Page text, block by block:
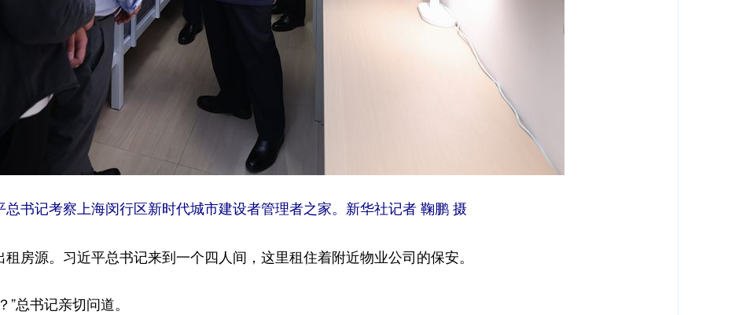
总书记考察上海闵行区新时代城市建设者管理者之家。新华社记者 鞠鹏 摄
源。习近平总书记来到一个四人间，这里租住着附近物业公司的保安。
书记亲切问道。